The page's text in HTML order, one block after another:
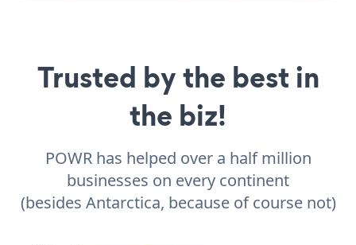
Trusted by the best in
the biz!
POWR has helped over a half million
businesses on every continent
(besides Antarctica, because of course not)